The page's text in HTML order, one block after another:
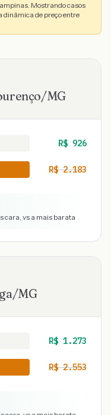
Mostrando casos
dinâmica de preço entre
/MG
R$ 926
R$2.183
cara, vs a mais barata
/MG
R$ 1.273
R$2.553